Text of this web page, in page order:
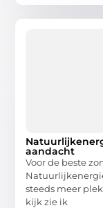
aandacht
Voor de beste
steeds meer
kijk zie ik